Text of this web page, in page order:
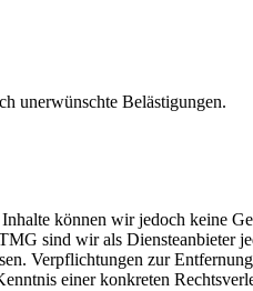
unerwünschte Belästigungen.
können wir jedoch keine
sind wir als Diensteanbieter
Verpflichtungen zur
einer konkreten